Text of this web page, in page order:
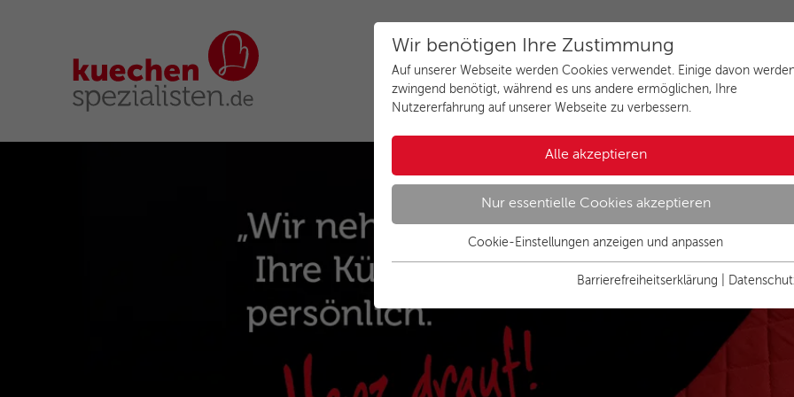
Wir benötigen Ihre Zustimmung
Auf unserer Webseite werden Cookies verwendet. Einige davon
zwingend benötigt, während es uns andere ermöglichen, Ihre
Nutzererfahrung auf unserer Webseite zu verbessern.
Alle akzeptieren
Nur essentielle Cookies akzeptieren
Essentielle Cookies werden für grundlegende Funktionen der
einwandfrei funktioniert.
cookie_optin
Anbieter
Cookies anzeigen und individuell auswählen
Cookie-Einstellungen anzeigen und anpassen
Barrierefreiheitserklärung